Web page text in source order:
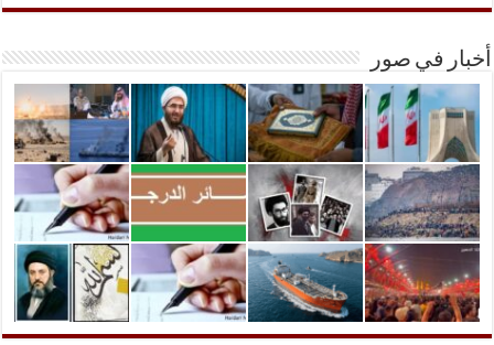
أخبار في صور